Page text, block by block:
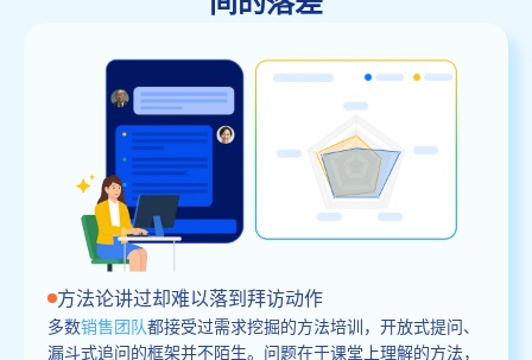
方法论讲过却难以落到拜访动作
多数销售团队都接受过需求挖掘的方法培训，开放式提问、
漏斗式追问的框架并不陌生。问题在于课堂上理解的方法，